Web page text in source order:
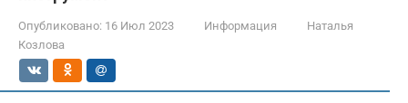
Опубликовано: 16 Июл 2023 Информация
Наталья
Козлова